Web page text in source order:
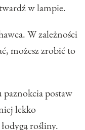
w lampie.
W zależności
możesz zrobić to
postaw
lekko
rośliny.